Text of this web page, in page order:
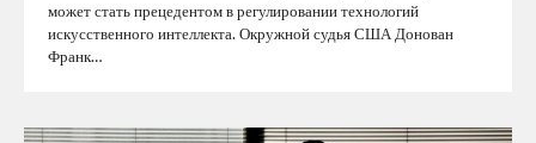
может стать прецедентом в регулировании технологий
искусственного интеллекта. Окружной судья США Донован
Франк…